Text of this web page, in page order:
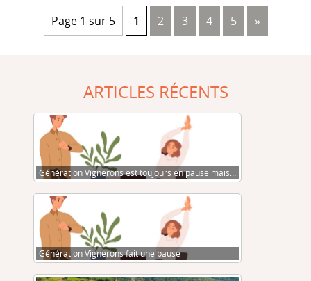
Page 1 sur 5 1 2 3 4 5 »
ARTICLES RÉCENTS
Génération Vignerons est toujours en pause mais…
Génération Vignerons fait une pause